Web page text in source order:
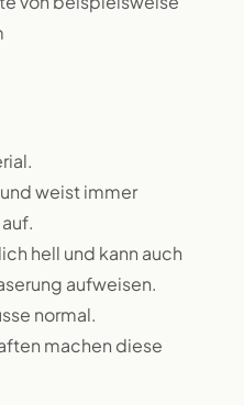
weist immer
hell und kann auch
aufweisen.
normal.
machen diese